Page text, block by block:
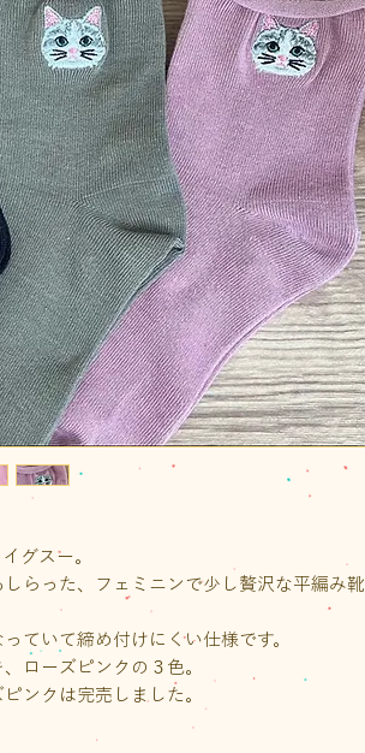
グスー。
らった、フェミニンで少し贅沢な平編み靴
ていて締め付けにくい仕様です。
ローズピンクの３色。
ンクは完売しました。